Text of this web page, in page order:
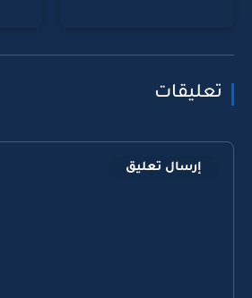
تعليقات
إرسال تعليق